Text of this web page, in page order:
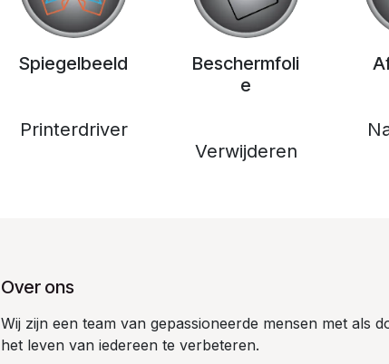
Spiegelbeeld
Printerdriver
Beschermfoli
e
Verwijderen
Over ons
Wij zijn een team van gepassioneerde mensen met als
het leven van iedereen te verbeteren.